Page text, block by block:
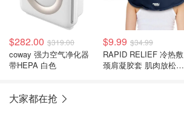
$282.00 $319.00
coway 强力空气净化器
带HEPA 白色
$9.99 $34.99
RAPID RELIEF 冷热敷
颈肩凝胶套 肌肉放松好
大家都在抢